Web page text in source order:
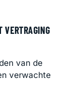
VERTRAGING
van de
verwachte